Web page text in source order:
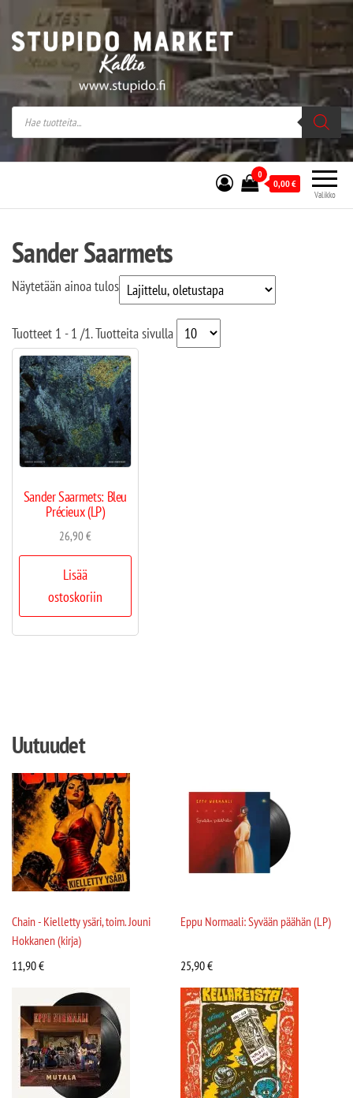
Stupido Market – verkossa ja kivijalassa
Stupido Market on vaihtoehtomusaan
erikoistunut verkko- sekä
kivijalkakauppa Helsingissä Kallion
sydämessä.
Valikko
0
0,00€
Sander Saarmets
Näytetään ainoa tulos
Tuotteet 1 - 1 /1. Tuotteita sivulla
Sander Saarmets: Bleu
Précieux (LP)
26,90€
Lisää
ostoskoriin
Uutuudet
Chain - Kielletty ysäri, toim. Jouni
Hokkanen (kirja)
11,90€
Eppu Normaali: Syvään päähän (LP)
25,90€